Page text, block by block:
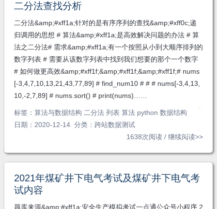
二分法查找分析
二分法&amp;#xff1a;针对的是有序序列的查找&amp;#xff0c;递
归调用的思想 # 算法&amp;#xff1a;是高效解决问题的办法 # 算
法之二分法# 需求&amp;#xff1a;有一个按照从小到大顺序排列的
数字列表 # 需要从该数字列表中找到我们想要的那个一个数字
# 如何做更高效&amp;#xff1f;&amp;#xff1f;&amp;#xff1f;# nums
[-3,4,7,10,13,21,43,77,89] # find_num10 # # # nums[-3,4,13,
10,-2,7,89] # nums.sort() # print(nums)……
标签： 算法与数据结构 二分法 列表 算法 python 数据结构
日期：2020-12-14 分类： 跨站数据测试
1638次阅读 /继续阅读>>
2021年煤矿井下电气考试及煤矿井下电气考
试内容
题库来源&amp;#xff1a;安全生产模拟考试一点通公众号小程序 2